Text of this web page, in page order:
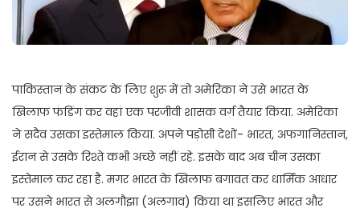
पाकिस्तान के संकट के लिए शुरू में तो अमेरिका ने उसे भारत के
खिलाफ फंडिंग कर वहां एक परजीवी शासक वर्ग तैयार किया. अमेरिका
ने सदैव उसका इस्तेमाल किया. अपने पड़ोसी देशों- भारत, अफगानिस्तान,
ईरान से उसके रिश्ते कभी अच्छे नहीं रहे. इसके बाद अब चीन उसका
इस्तेमाल कर रहा है. मगर भारत के खिलाफ बगावत कर धार्मिक आधार
पर उसने भारत से अलगौझा (अलगाव) किया था इसलिए भारत और